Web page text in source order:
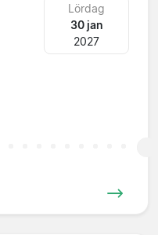
Lördag
30 jan
2027